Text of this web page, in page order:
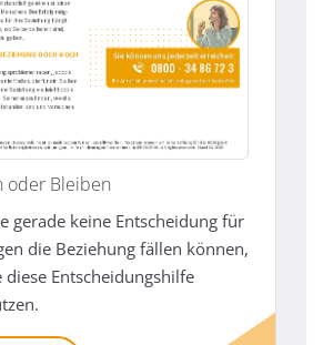
oder Bleiben
gerade keine Entscheidung für
die Beziehung fällen können,
diese Entscheidungshilfe